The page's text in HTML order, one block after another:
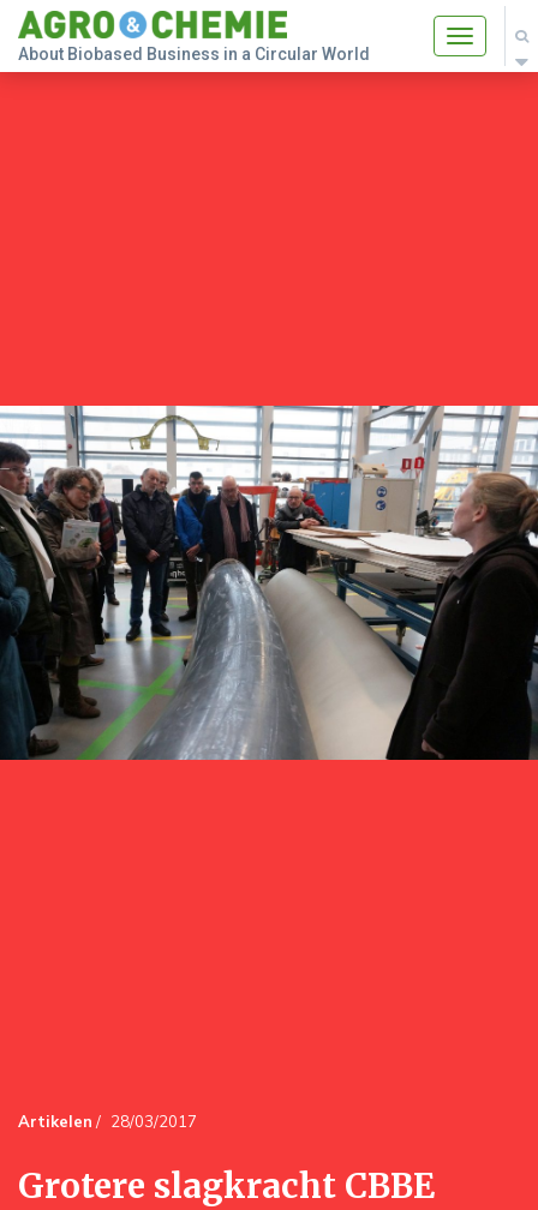
Toggle
About Biobased Business in a Circular World
Artikelen / 28/03/2017
Grotere slagkracht CBBE